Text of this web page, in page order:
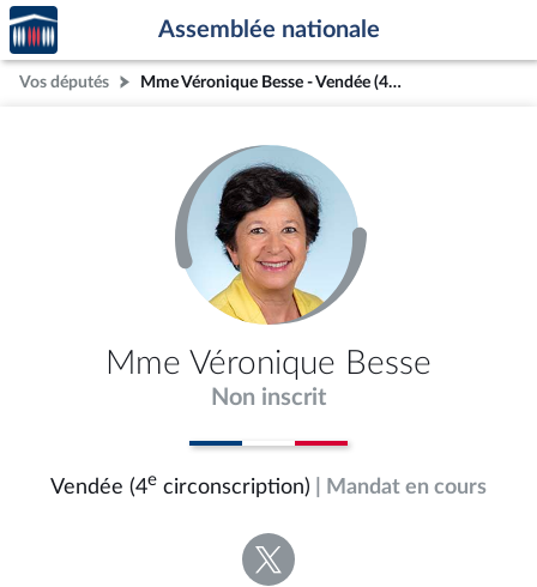
Aller au contenu
Aller en bas de la page
Accèder
à la
page
d'accueil
Assemblée nationale
Vos députés Mme Véronique Besse - Vendée (4e circonscription)
Mme Véronique Besse
Non inscrit
Vendée (4e circonscription) | Mandat en cours
Voir
la